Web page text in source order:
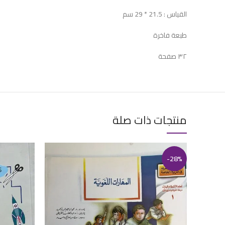
القياس : 21.5 * 29 سم
طبعة فاخرة
٣٢ صفحة
منتجات ذات صلة
-28%